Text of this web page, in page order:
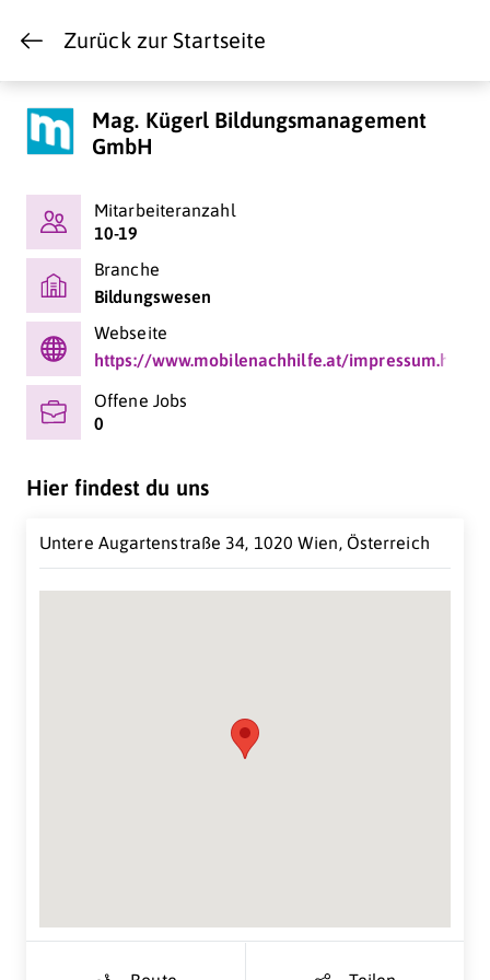
Zurück zur Startseite
Mag. Kügerl Bildungsmanagement
GmbH
Mitarbeiteranzahl
10-19
Branche
Bildungswesen
Webseite
https://www.mobilenachhilfe.at/impressum.html
Offene Jobs
0
Hier findest du uns
Untere Augartenstraße 34, 1020 Wien, Österreich